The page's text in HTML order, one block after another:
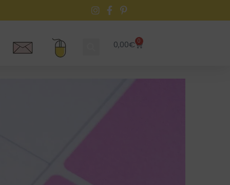
0,00€ 0